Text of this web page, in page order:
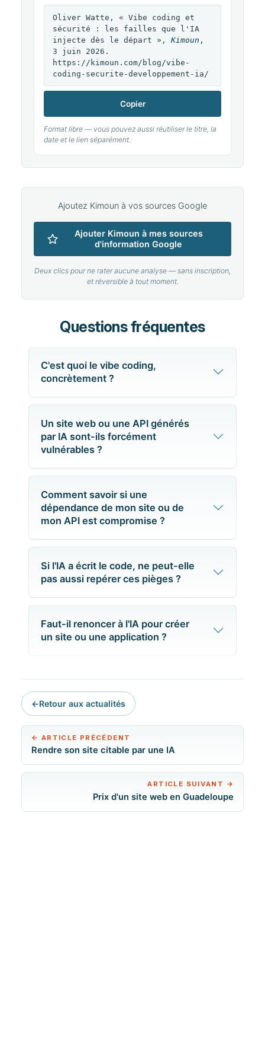
Oliver Watte, « Vibe coding et
sécurité : les failles que l'IA
injecte dès le départ », Kimoun ,
3 juin 2026.
https://kimoun.com/blog/vibe-
coding-securite-developpement-ia/
Copier
Format libre — vous pouvez aussi réutiliser le titre, la
date et le lien séparément.
Ajoutez Kimoun à vos sources Google
Ajouter Kimoun à mes sources
d'information Google
Deux clics pour ne rater aucune analyse — sans inscription,
et réversible à tout moment.
Questions fréquentes
C'est quoi le vibe coding,
concrètement ?
Un site web ou une API générés
par IA sont-ils forcément
vulnérables ?
Comment savoir si une
dépendance de mon site ou de
mon API est compromise ?
Si l'IA a écrit le code, ne peut-elle
pas aussi repérer ces pièges ?
Faut-il renoncer à l'IA pour créer
un site ou une application ?
←Retour aux actualités
← ARTICLE PRÉCÉDENT
Rendre son site citable par une IA
ARTICLE SUIVANT →
Prix d'un site web en Guadeloupe